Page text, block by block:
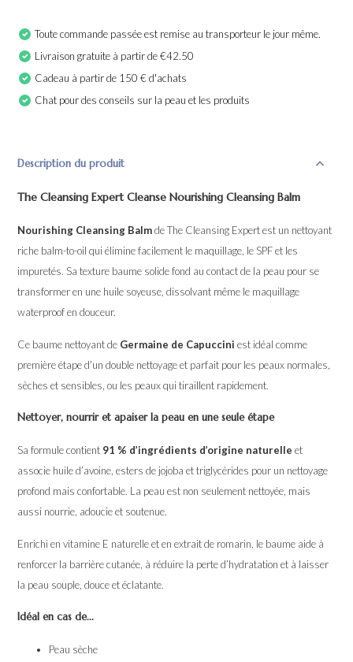
Toute commande passée est remise au transporteur le jour même.
Livraison gratuite à partir de €42.50
Cadeau à partir de 150 € d'achats
Chat pour des conseils sur la peau et les produits
Description du produit
The Cleansing Expert Cleanse Nourishing Cleansing Balm
Nourishing Cleansing Balmde The Cleansing Expert est un nettoyant
riche balm-to-oil qui élimine facilement le maquillage, le SPF et les
impuretés. Sa texture baume solide fond au contact de la peau pour se
transformer en une huile soyeuse, dissolvant même le maquillage
waterproof en douceur.
Ce baume nettoyant de Germaine de Capuccini est idéal comme
première étape d’un double nettoyage et parfait pour les peaux normales,
sèches et sensibles, ou les peaux qui tiraillent rapidement.
Nettoyer, nourrir et apaiser la peau en une seule étape
Sa formule contient 91 % d’ingrédients d’origine naturelle et
associe huile d’avoine, esters de jojoba et triglycérides pour un nettoyage
profond mais confortable. La peau est non seulement nettoyée, mais
aussi nourrie, adoucie et soutenue.
Enrichi en vitamine E naturelle et en extrait de romarin, le baume aide à
renforcer la barrière cutanée, à réduire la perte d’hydratation et à laisser
la peau souple, douce et éclatante.
Idéal en cas de...
Peau sèche